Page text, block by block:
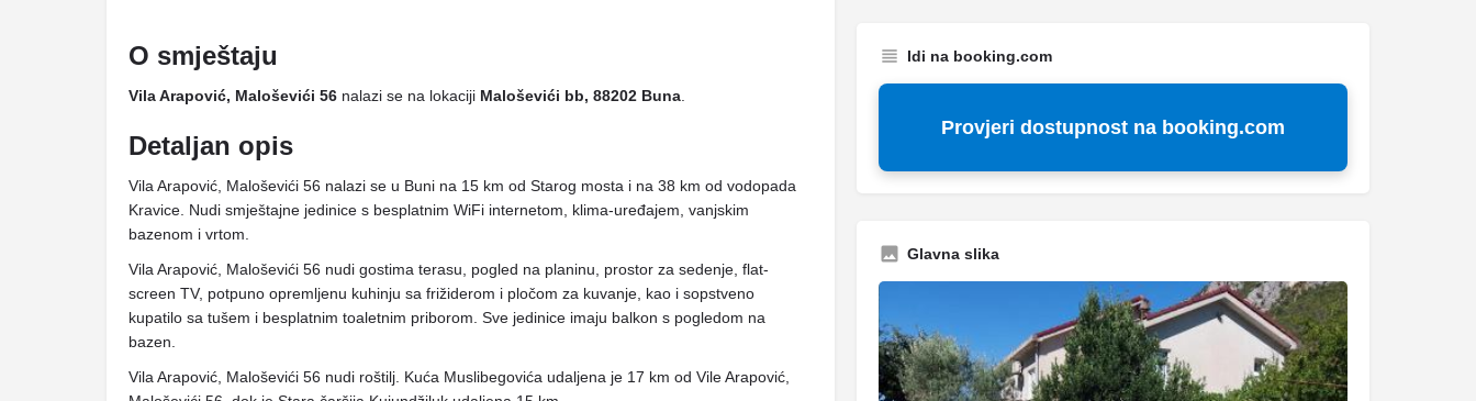
O smještaju
Vila Arapović, Maloševići 56 nalazi se na lokaciji Maloševići bb, 88202 Buna
Detaljan opis
Vila Arapović, Maloševići 56 nalazi se u Buni na 15 km od Starog mosta i na 38 km od vodopada
Kravice. Nudi smještajne jedinice s besplatnim WiFi internetom, klima-uređajem, vanjskim
bazenom i vrtom.
Vila Arapović, Maloševići 56 nudi gostima terasu, pogled na planinu, prostor za sedenje, flat-
screen TV, potpuno opremljenu kuhinju sa frižiderom i pločom za kuvanje, kao i sopstveno
kupatilo sa tušem i besplatnim toaletnim priborom. Sve jedinice imaju balkon s pogledom na
bazen.
Vila Arapović, Maloševići 56 nudi roštilj. Kuća Muslibegovića udaljena je 17 km od Vile Arapović,
Idi na booking.com
Provjeri dostupnost na booking.com
Glavna slika